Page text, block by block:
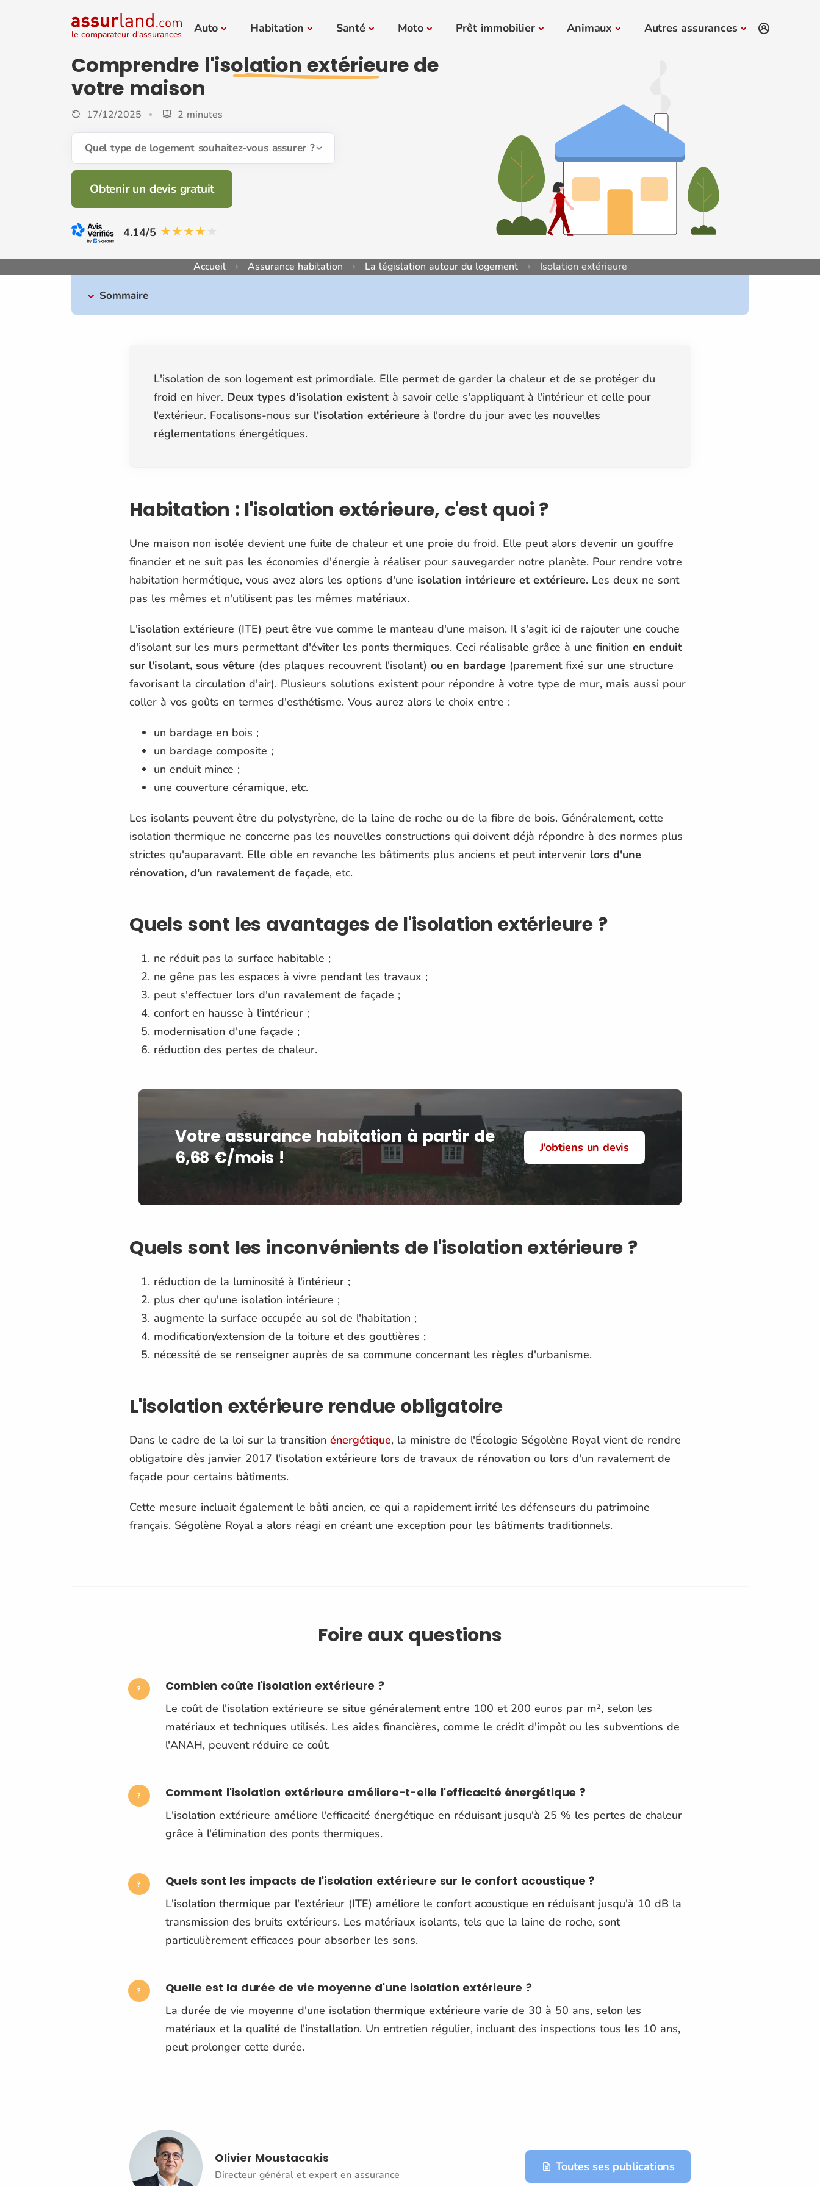
le comparateur d'assurances Auto Habitation Santé Moto Prêt immobilier Animaux Autres assurances
Comprendre l'isolation extérieurede
votre maison
17/12/2025 2 minutes
Quel type de logement souhaitez-vous assurer ?
Obtenir un devis gratuit
4.14/5
Accueil Assurance habitation La législation autour du logement Isolation extérieure
Sommaire
L'isolation de son logement est primordiale. Elle permet de garder la chaleur et de se protéger du
froid en hiver. Deux types d'isolation existent à savoir celle s'appliquant à l'intérieur et celle pour
l'extérieur. Focalisons-nous sur l'isolation extérieure à l'ordre du jour avec les nouvelles
réglementations énergétiques.
Habitation : l'isolation extérieure, c'est quoi ?
Une maison non isolée devient une fuite de chaleur et une proie du froid. Elle peut alors devenir un gouffre
financier et ne suit pas les économies d'énergie à réaliser pour sauvegarder notre planète. Pour rendre votre
habitation hermétique, vous avez alors les options d'une isolation intérieure et extérieure. Les deux ne sont
pas les mêmes et n'utilisent pas les mêmes matériaux.
L'isolation extérieure (ITE) peut être vue comme le manteau d'une maison. Il s'agit ici de rajouter une couche
d'isolant sur les murs permettant d'éviter les ponts thermiques. Ceci réalisable grâce à une finition en enduit
sur l'isolant, sous vêture (des plaques recouvrent l'isolant) ou en bardage (parement fixé sur une structure
favorisant la circulation d'air). Plusieurs solutions existent pour répondre à votre type de mur, mais aussi pour
coller à vos goûts en termes d'esthétisme. Vous aurez alors le choix entre :
un bardage en bois ;
un bardage composite ;
un enduit mince ;
une couverture céramique, etc.
Les isolants peuvent être du polystyrène, de la laine de roche ou de la fibre de bois. Généralement, cette
isolation thermique ne concerne pas les nouvelles constructions qui doivent déjà répondre à des normes plus
strictes qu'auparavant. Elle cible en revanche les bâtiments plus anciens et peut intervenir lors d'une
rénovation, d'un ravalement de façade, etc.
Quels sont les avantages de l'isolation extérieure ?
ne réduit pas la surface habitable ;
ne gêne pas les espaces à vivre pendant les travaux ;
peut s'effectuer lors d'un ravalement de façade ;
confort en hausse à l'intérieur ;
modernisation d'une façade ;
réduction des pertes de chaleur.
Votre assurance habitation à partir de
6,68 €/mois !
J'obtiens un devis
Quels sont les inconvénients de l'isolation extérieure ?
réduction de la luminosité à l'intérieur ;
plus cher qu'une isolation intérieure ;
augmente la surface occupée au sol de l'habitation ;
modification/extension de la toiture et des gouttières ;
nécessité de se renseigner auprès de sa commune concernant les règles d'urbanisme.
L'isolation extérieure rendue obligatoire
Dans le cadre de la loi sur la transition énergétique, la ministre de l'Écologie Ségolène Royal vient de rendre
obligatoire dès janvier 2017 l'isolation extérieure lors de travaux de rénovation ou lors d'un ravalement de
façade pour certains bâtiments.
Cette mesure incluait également le bâti ancien, ce qui a rapidement irrité les défenseurs du patrimoine
français. Ségolène Royal a alors réagi en créant une exception pour les bâtiments traditionnels.
Foire aux questions
Combien coûte l'isolation extérieure ?
Le coût de l'isolation extérieure se situe généralement entre 100 et 200 euros par m², selon les
matériaux et techniques utilisés. Les aides financières, comme le crédit d'impôt ou les subventions de
l'ANAH, peuvent réduire ce coût.
Comment l'isolation extérieure améliore-t-elle l'efficacité énergétique ?
L'isolation extérieure améliore l'efficacité énergétique en réduisant jusqu'à 25 % les pertes de chaleur
grâce à l'élimination des ponts thermiques.
Quels sont les impacts de l'isolation extérieure sur le confort acoustique ?
L'isolation thermique par l'extérieur (ITE) améliore le confort acoustique en réduisant jusqu'à 10 dB la
transmission des bruits extérieurs. Les matériaux isolants, tels que la laine de roche, sont
particulièrement efficaces pour absorber les sons.
Quelle est la durée de vie moyenne d'une isolation extérieure ?
La durée de vie moyenne d'une isolation thermique extérieure varie de 30 à 50 ans, selon les
matériaux et la qualité de l'installation. Un entretien régulier, incluant des inspections tous les 10 ans,
peut prolonger cette durée.
Olivier Moustacakis
Directeur général et expert en assurance
Toutes ses publications